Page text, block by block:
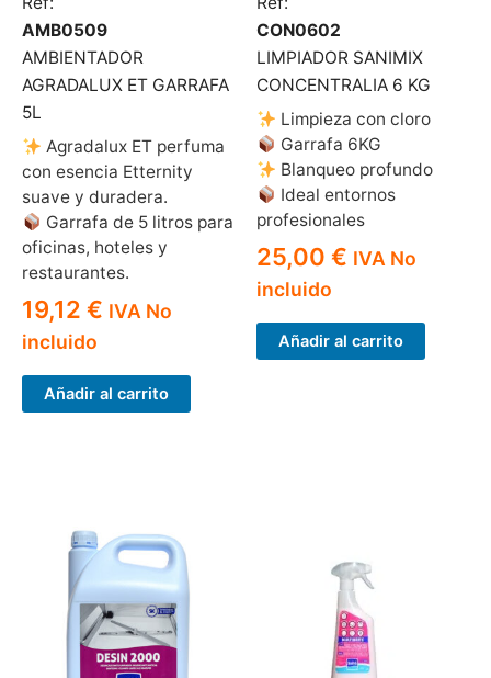
AMB0509
AMBIENTADOR
AGRADALUX ET GARRAFA
5L
Agradalux ET perfuma
con esencia Etternity
suave y duradera.
Garrafa de 5 litros para
oficinas, hoteles y
restaurantes.
19,12 € IVA No
incluido
Añadir al carrito
CON0602
LIMPIADOR SANIMIX
CONCENTRALIA 6 KG
Limpieza con cloro
Garrafa 6KG
Blanqueo profundo
Ideal entornos
profesionales
25,00 € IVA No
incluido
Añadir al carrito